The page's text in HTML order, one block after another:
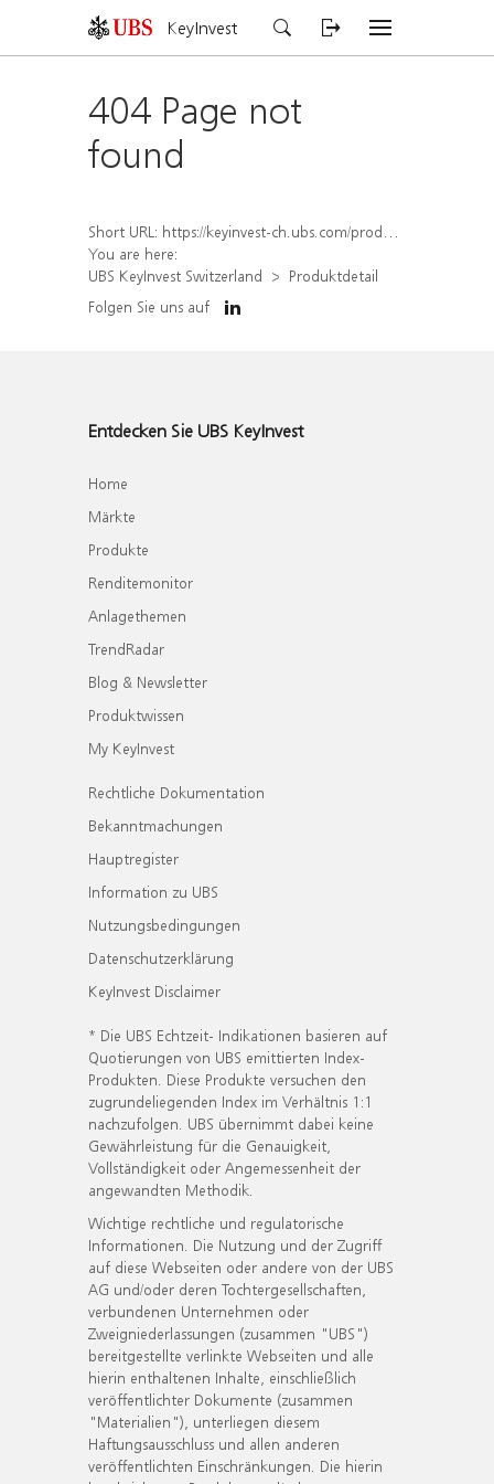
KeyInvest
404 Page not
found
Short URL: https://keyinvest-ch.ubs.com/produkt/detail/index/isin/CH1574360587
You are here:
UBS KeyInvest Switzerland
Produktdetail
Folgen Sie uns auf
Entdecken Sie UBS KeyInvest
Home
Märkte
Produkte
Renditemonitor
Anlagethemen
TrendRadar
Blog & Newsletter
Produktwissen
My KeyInvest
Rechtliche Dokumentation
Bekanntmachungen
Hauptregister
Information zu UBS
Nutzungsbedingungen
Datenschutzerklärung
KeyInvest Disclaimer
* Die UBS Echtzeit- Indikationen basieren auf
Quotierungen von UBS emittierten Index-
Produkten. Diese Produkte versuchen den
zugrundeliegenden Index im Verhältnis 1:1
nachzufolgen. UBS übernimmt dabei keine
Gewährleistung für die Genauigkeit,
Vollständigkeit oder Angemessenheit der
angewandten Methodik.
Wichtige rechtliche und regulatorische
Informationen. Die Nutzung und der Zugriff
auf diese Webseiten oder andere von der UBS
AG und/oder deren Tochtergesellschaften,
verbundenen Unternehmen oder
Zweigniederlassungen (zusammen "UBS")
bereitgestellte verlinkte Webseiten und alle
hierin enthaltenen Inhalte, einschließlich
veröffentlichter Dokumente (zusammen
"Materialien"), unterliegen diesem
Haftungsausschluss und allen anderen
veröffentlichten Einschränkungen. Die hierin